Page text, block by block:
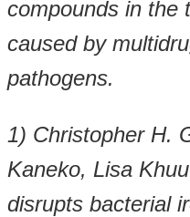
compounds in the
caused by
pathogens.
1) Christopher H.
Kaneko, Lisa Khuu
disrupts bacterial